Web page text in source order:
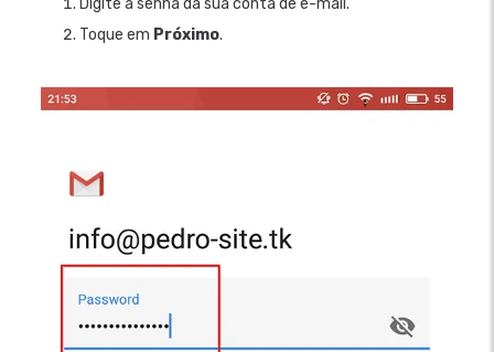
Toque em Próximo.